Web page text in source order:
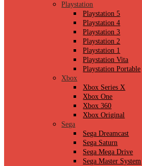
Playstation
Playstation 5
Playstation 4
Playstation 3
Playstation 2
Playstation 1
Playstation Vita
Playstation Portable
Xbox
Xbox Series X
Xbox One
Xbox 360
Xbox Original
Sega
Sega Dreamcast
Sega Saturn
Sega Mega Drive
Sega Master System